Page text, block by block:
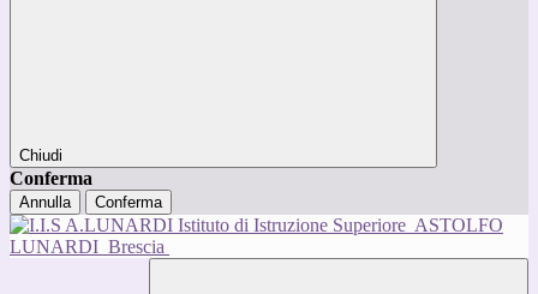
Chiudi
Conferma
Annulla Conferma
Istituto di Istruzione Superiore ASTOLFO
LUNARDI Brescia